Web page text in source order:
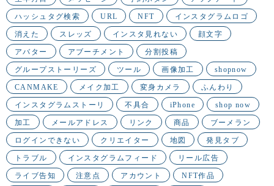
ハッシュタグ検索 URL NFT インスタグラムロゴ
消えた スレッズ インスタ見れない 顔文字
アバター アブーチメント 分割投稿
グループストーリーズ ツール 画像加工 shopnow
CANMAKE メイク加工 変身カメラ ふんわり
インスタグラムストーリ 不具合 iPhone shop now
加工 メールアドレス リンク 商品 ブーメラン
ログインできない クリエイター 地図 発見タブ
トラブル インスタグラムフィード リール広告
ライブ告知 注意点 アカウント NFT作品